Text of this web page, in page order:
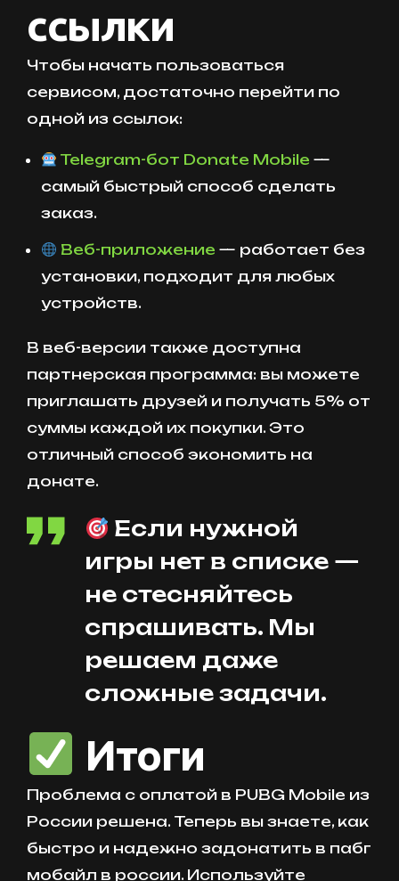
ссылки
Чтобы начать пользоваться
сервисом, достаточно перейти по
одной из ссылок:
Telegram-бот Donate Mobile —
самый быстрый способ сделать
заказ.
Веб-приложение — работает без
установки, подходит для любых
устройств.
В веб-версии также доступна
партнерская программа: вы можете
приглашать друзей и получать 5% от
суммы каждой их покупки. Это
отличный способ экономить на
донате.
Если нужной
игры нет в списке —
не стесняйтесь
спрашивать. Мы
решаем даже
сложные задачи.
Итоги
Проблема с оплатой в PUBG Mobile из
России решена. Теперь вы знаете, как
быстро и надежно задонатить в пабг
мобайл в россии. Используйте